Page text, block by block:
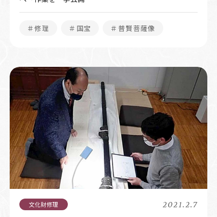
＃修理 ＃国宝 ＃普賢菩薩像
2021.2.7